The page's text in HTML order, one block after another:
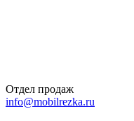
Отдел продаж
info@mobilrezka.ru